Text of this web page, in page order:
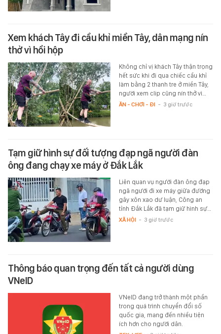
Xem khách Tây đi cầu khỉ miền Tây, dân mạng nín
thở vì hồi hộp
Không chỉ vị khách Tây thận trọng
hết sức khi đi qua chiếc cầu khỉ
làm bằng 2 thanh tre ở miền Tây,
người xem clip cũng nín thở vì…
ĂN - CHƠI - ĐI - 3 giờ trước
Tạm giữ hình sự đối tượng đạp ngã người đàn
ông đang chạy xe máy ở Đắk Lắk
Liên quan vụ người đàn ông đạp
ngã người đi xe máy giữa đường
gây xôn xao dư luận, Công an
tỉnh Đắk Lắk đã tạm giữ hình sự…
XÃ HỘI - 3 giờ trước
Thông báo quan trọng đến tất cả người dùng
VNeID
VNeID đang trở thành một phần
trong quá trình chuyển đổi số
quốc gia, mang đến nhiều tiện
ích hơn cho người dân.